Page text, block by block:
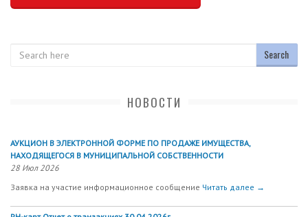
НОВОСТИ
АУКЦИОН В ЭЛЕКТРОННОЙ ФОРМЕ ПО ПРОДАЖЕ ИМУЩЕСТВА,
НАХОДЯЩЕГОСЯ В МУНИЦИПАЛЬНОЙ СОБСТВЕННОСТИ
28 Июл 2026
Заявка на участие информационное сообщение Читать далее →